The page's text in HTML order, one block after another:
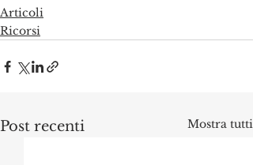
Articoli
Ricorsi
Post recenti Mostra tutti